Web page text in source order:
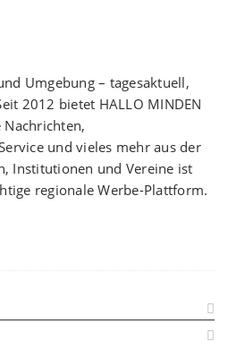
Umgebung – tagesaktuell,
2012 bietet HALLO MINDEN
Nachrichten,
und vieles mehr aus der
Institutionen und Vereine ist
regionale Werbe-Plattform.